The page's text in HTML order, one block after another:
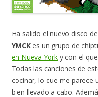
Ha salido el nuevo disco de
YMCK es un grupo de
en Nueva York y con el
Todas las canciones de
cocinar, lo que me parece
bien llevado a cabo.